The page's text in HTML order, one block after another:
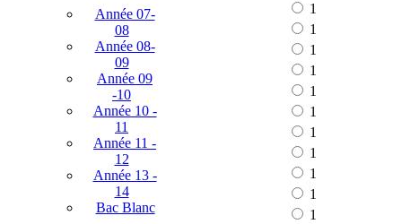
Année 07-
08
Année 08-
09
Année 09
-10
Année 10 -
11
Année 11 -
12
Année 13 -
14
Bac Blanc
1
1
1
1
1
1
1
1
1
1
1